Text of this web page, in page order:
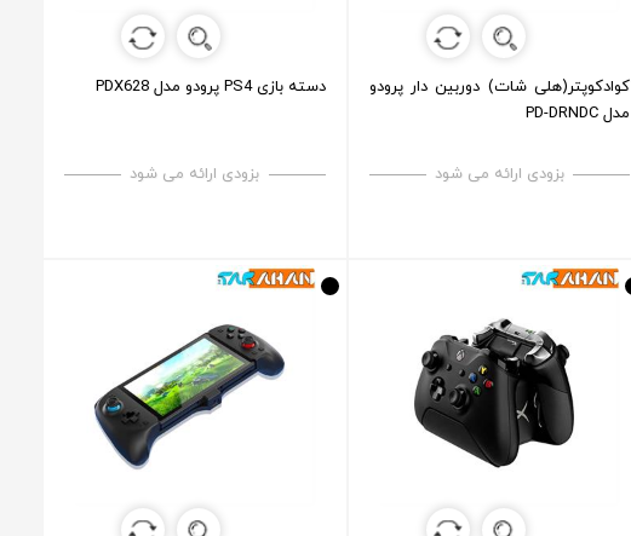
کوادکوپتر(هلی شات) دوربین دار پرودو
مدل PD-DRNDC
بزودی ارائه می شود
دسته بازی PS4 پرودو مدل PDX628
بزودی ارائه می شود